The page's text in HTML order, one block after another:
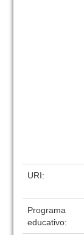
URI:
Programa
educativo: